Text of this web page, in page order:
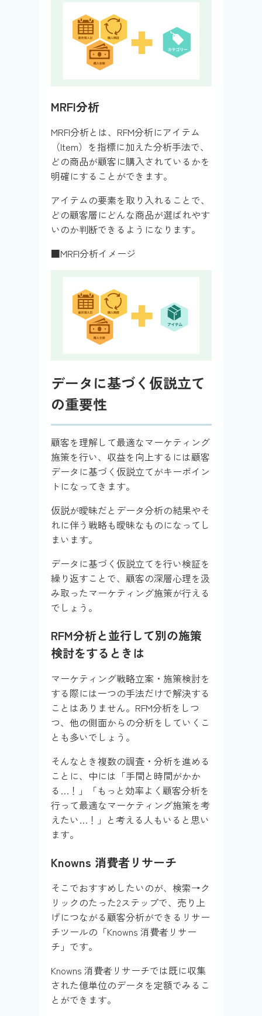
MRFI分析
MRFI分析とは、RFM分析にアイテム
（Item）を指標に加えた分析手法で、
どの商品が顧客に購入されているかを
明確にすることができます。
アイテムの要素を取り入れることで、
どの顧客層にどんな商品が選ばれやす
いのか判断できるようになります。
■MRFI分析イメージ
データに基づく仮説立て
の重要性
顧客を理解して最適なマーケティング
施策を行い、収益を向上するには顧客
データに基づく仮説立てがキーポイン
トになってきます。
仮説が曖昧だとデータ分析の結果やそ
れに伴う戦略も曖昧なものになってし
まいます。
データに基づく仮説立てを行い検証を
繰り返すことで、顧客の深層心理を汲
み取ったマーケティング施策が行える
でしょう。
RFM分析と並行して別の施策
検討をするときは
マーケティング戦略立案・施策検討を
する際には一つの手法だけで解決する
ことはありません。RFM分析をしつ
つ、他の側面からの分析をしていくこ
とも多いでしょう。
そんなとき複数の調査・分析を進める
ことに、中には「手間と時間がかか
る…！」「もっと効率よく顧客分析を
行って最適なマーケティング施策を考
えたい…！」と考える人もいると思い
ます。
Knowns 消費者リサーチ
そこでおすすめしたいのが、検索→ク
リックのたった2ステップで、売り上
げにつながる顧客分析ができるリサー
チツールの「Knowns 消費者リサー
チ」です。
Knowns 消費者リサーチでは既に収集
された億単位のデータを定額でみるこ
とができます。